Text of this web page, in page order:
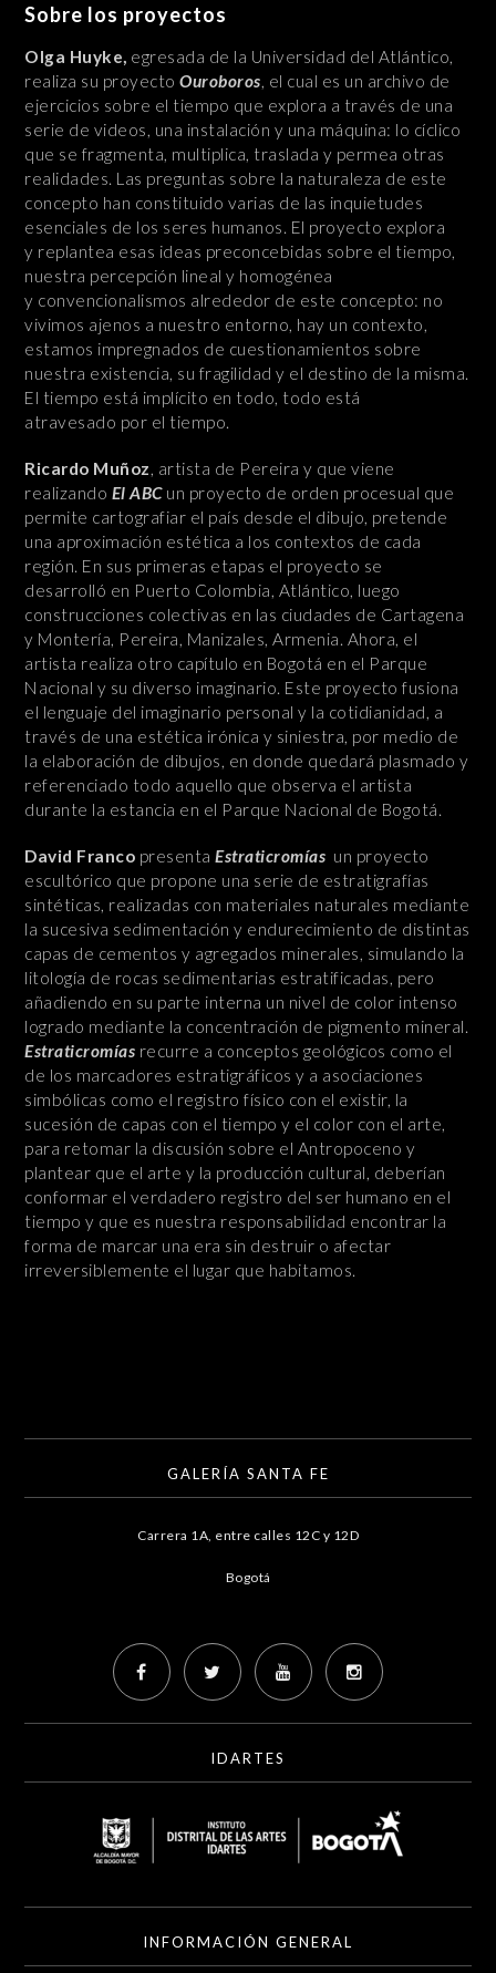
Sobre los proyectos
Olga Huyke, egresada de la Universidad del Atlántico,
realiza su proyectoOuroboros, el cual es un archivo de
ejercicios sobre el tiempo que explora a través de una
serie de videos, una instalación y una máquina: lo cíclico
que se fragmenta, multiplica, traslada y permea otras
realidades. Las preguntas sobre la naturaleza de este
concepto han constituido varias de las inquietudes
esenciales de los seres humanos. El proyecto explora
y replantea esas ideas preconcebidas sobre el tiempo,
nuestra percepción lineal y homogénea
y convencionalismos alrededor de este concepto: no
vivimos ajenos a nuestro entorno, hay un contexto,
estamos impregnados de cuestionamientos sobre
nuestra existencia, su fragilidad y el destino de la misma.
El tiempo está implícito en todo, todo está
atravesado por el tiempo.
Ricardo Muñoz, artista de Pereira y que viene
realizando El ABC un proyecto de orden procesual que
permite cartografiar el país desde el dibujo, pretende
una aproximación estética a los contextos de cada
región. En sus primeras etapas el proyecto se
desarrolló en Puerto Colombia, Atlántico, luego
construcciones colectivas en las ciudades de Cartagena
y Montería, Pereira, Manizales, Armenia. Ahora, el
artista realiza otro capítulo en Bogotá en el Parque
Nacional y su diverso imaginario. Este proyecto fusiona
el lenguaje del imaginario personal y la cotidianidad, a
través de una estética irónica y siniestra, por medio de
la elaboración de dibujos, en donde quedará plasmado y
referenciado todo aquello que observa el artista
durante la estancia en el Parque Nacional de Bogotá.
David Franco presentaEstraticromías un proyecto
escultórico que propone una serie de estratigrafías
sintéticas, realizadas con materiales naturales mediante
la sucesiva sedimentación y endurecimiento de distintas
capas de cementos y agregados minerales, simulando la
litología de rocas sedimentarias estratificadas, pero
añadiendo en su parte interna un nivel de color intenso
logrado mediante la concentración de pigmento mineral.
Estraticromías recurre a conceptos geológicos como el
de los marcadores estratigráficos y a asociaciones
simbólicas como el registro físico con el existir, la
sucesión de capas con el tiempo y el color con el arte,
para retomar la discusión sobre el Antropoceno y
plantear que el arte y la producción cultural, deberían
conformar el verdadero registro del ser humano en el
tiempo y que es nuestra responsabilidad encontrar la
forma de marcar una era sin destruir o afectar
irreversiblemente el lugar que habitamos.
GALERÍA SANTA FE
Carrera 1A, entre calles 12C y 12D
Bogotá
IDARTES
INFORMACIÓN GENERAL